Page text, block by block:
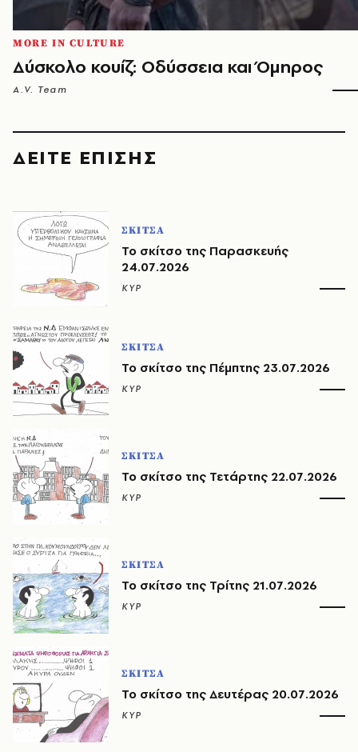
MORE IN CULTURE
Δύσκολο κουίζ: Οδύσσεια και Όμηρος
A.V. Team
ΔΕΙΤΕ ΕΠΙΣΗΣ
ΣΚΙΤΣΑ
Το σκίτσο της Παρασκευής
24.07.2026
ΚΥΡ
ΣΚΙΤΣΑ
Το σκίτσο της Πέμπτης 23.07.2026
ΚΥΡ
ΣΚΙΤΣΑ
Το σκίτσο της Τετάρτης 22.07.2026
ΚΥΡ
ΣΚΙΤΣΑ
Το σκίτσο της Τρίτης 21.07.2026
ΚΥΡ
ΣΚΙΤΣΑ
Το σκίτσο της Δευτέρας 20.07.2026
ΚΥΡ